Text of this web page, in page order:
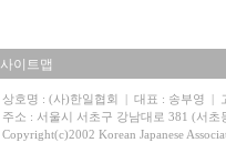
사이트맵
상호명 : (사)한일협회 | 대표 : 송부영 |
주소 : 서울시 서초구 강남대로 381 (서
Copyright(c)2002 Korean Japanese